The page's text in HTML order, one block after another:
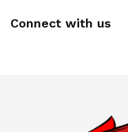
Connect with us